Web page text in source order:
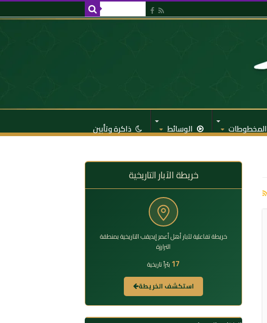
الوسائط ذاكرة وتأبين
خريطة الآبار التاريخية
خريطة تفاعلية لآبار أهل أعمر إيديقب التاريخية بمنطقة
الترارزة
17 بئراً تاريخية
استكشف الخريطة